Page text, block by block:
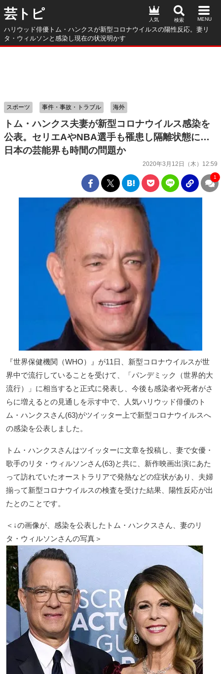
芸トピ
ハリウッド俳優トム・ハンクスが新型コロナウイルスの陽性反応。妻リ
タ・ウィルソンと感染し現在の状況明かす
人気
トム・ハンクス夫妻が新型コロナウイルス感染を
公表。セリエAやNBA選手も罹患し隔離状態に…
日本の芸能界も時間の問題か
2020年3月12日（木）12:59
スポーツ 事件・事故・トラブル 海外
1
『世界保健機関（WHO）』が11日、新型コロナウイルスが世
界中で流行していることを受けて、「パンデミック（世界的大
流行）」に相当すると正式に発表し、今後も感染者や死者がさ
らに増えるとの見通しを示す中で、人気ハリウッド俳優のト
ム・ハンクスさん(63)がツイッター上で新型コロナウイルスへ
の感染を公表しました。
トム・ハンクスさんはツイッターに文章を投稿し、妻で女優・
歌手のリタ・ウィルソンさん(63)と共に、新作映画出演にあた
って訪れていたオーストラリアで発熱などの症状があり、夫婦
揃って新型コロナウイルスの検査を受けた結果、陽性反応が出
たとのことです。
＜↓の画像が、感染を公表したトム・ハンクスさん、妻のリ
タ・ウィルソンさんの写真＞